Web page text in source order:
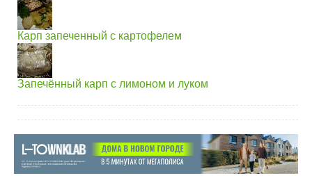
Карп запеченный с картофелем
Запечённый карп с лимоном и луком